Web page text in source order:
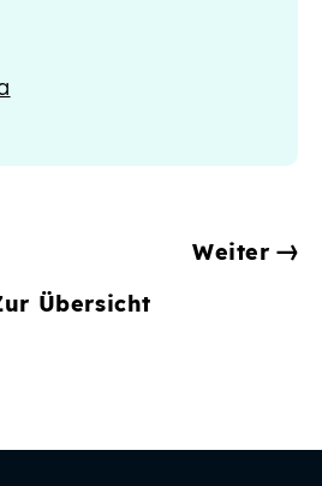
Weiter
Übersicht